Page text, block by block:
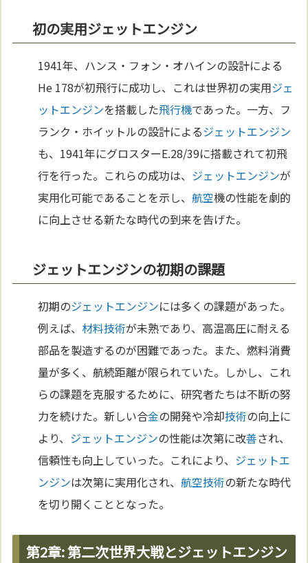
初の実用ジェットエンジン
1941年、ハンス・フォン・オハインの設計による
He 178が初飛行に成功し、これは世界初の実用ジェ
ットエンジンを搭載した飛行機であった。一方、フ
ランク・ホイットルの設計によるジェットエンジン
も、1941年にグロスターE.28/39に搭載されて初飛
行を行った。これらの成功は、 ジェットエンジンが
実用化可能であることを示し、航空機の性能を劇的
に向上させる新たな時代の到来を告げた。
ジェットエンジンの初期の課題
初期のジェットエンジンには多くの課題があった。
例えば、材料技術が未熟であり、高温高圧に耐える
部品を製造するのが困難であった。また、燃料消費
量が多く、航続距離が限られていた。しかし、これ
らの課題を克服するために、研究者たちは不断の努
力を続けた。新しい合金の開発や冷却技術の向上に
より、 ジェットエンジンの性能は次第に改善され、
信頼性も向上していった。これにより、 ジェットエ
ンジンは次第に実用化され、航空技術の新たな時代
を切り開くこととなった。
第2章: 第二次世界大戦とジェットエンジン